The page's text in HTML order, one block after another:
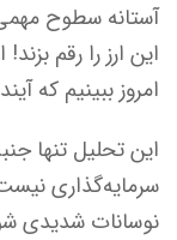
آستانه سطوح
این ارز را رقم
امروز ببینیم که
این تحلیل تنها
سرمایه‌گذاری
نوسانات شدیدی